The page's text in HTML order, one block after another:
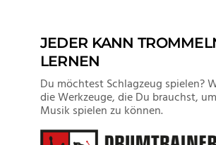
JEDER KANN
LERNEN
Du möchtest Schlagzeug spielen?
die Werkzeuge, die Du brauchst,
Musik spielen zu können.